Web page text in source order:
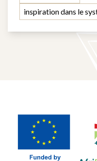
inspiration dans le